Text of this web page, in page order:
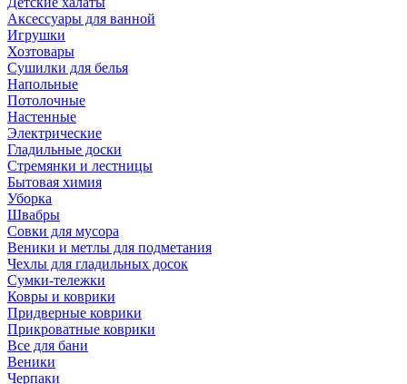
Аксессуары для ванной
Игрушки
Хозтовары
Сушилки для белья
Напольные
Потолочные
Настенные
Электрические
Гладильные доски
Стремянки и лестницы
Бытовая химия
Уборка
Швабры
Совки для мусора
Веники и метлы для подметания
Чехлы для гладильных досок
Сумки-тележки
Ковры и коврики
Придверные коврики
Прикроватные коврики
Все для бани
Веники
Черпаки